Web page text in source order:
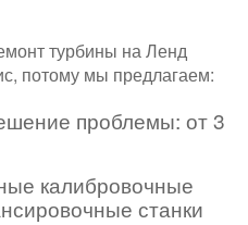
турбины на Ленд
потому мы предлагаем:
проблемы: от 3
калибровочные
станки